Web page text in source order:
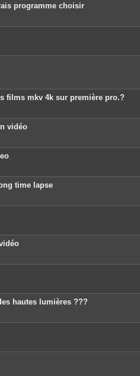
programme choisir
films mkv 4k sur première pro.?
vidéo
time lapse
hautes lumières ???